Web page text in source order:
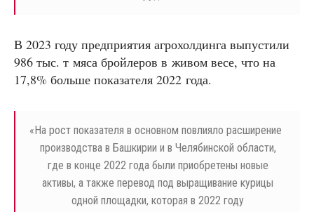
В 2023 году предприятия агрохолдинга выпустили
986 тыс. т мяса бройлеров в живом весе, что на
17,8% больше показателя 2022 года.
« На рост показателя в основном повлияло расширение
производства в Башкирии и в Челябинской области,
где в конце 2022 года были приобретены новые
активы, а также перевод под выращивание курицы
одной площадки, которая в 2022 году